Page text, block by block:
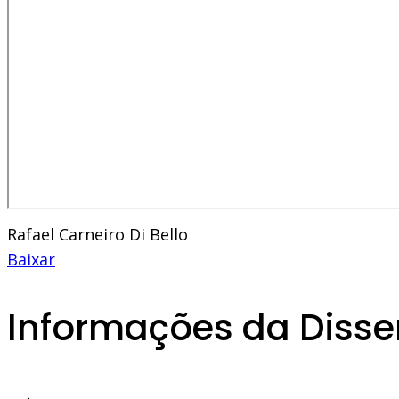
Rafael Carneiro Di Bello
Baixar
Informações da